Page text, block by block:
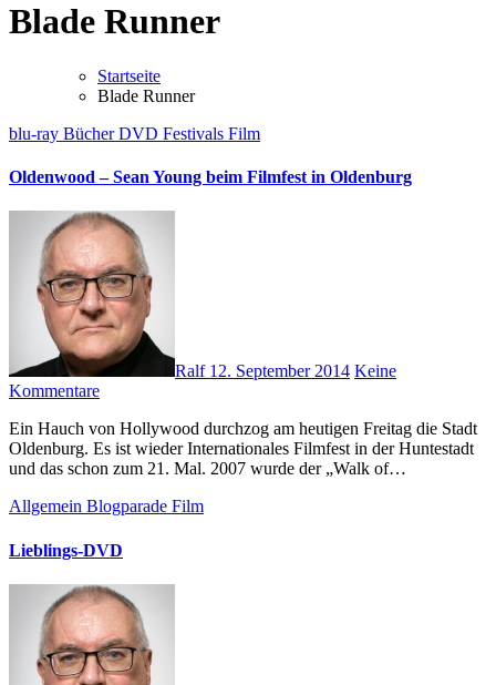
Blade Runner
Startseite
Blade Runner
blu-ray BücherDVD Festivals Film
Oldenwood – Sean Young beim Filmfest in Oldenburg
Ralf 12. September 2014 Keine
Kommentare
Ein Hauch von Hollywood durchzog am heutigen Freitag die Stadt
Oldenburg. Es ist wieder Internationales Filmfest in der Huntestadt
und das schon zum 21. Mal. 2007 wurde der „Walk of…
Allgemein Blogparade Film
Lieblings-DVD